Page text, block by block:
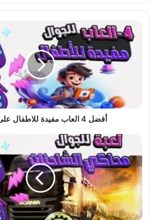
أفضل
العاب
مفيدة
أفضل 4 العاب مفيدة للاطفال على الجوال
الشاحنات
الدول
العربية
لجميع
الهواتف